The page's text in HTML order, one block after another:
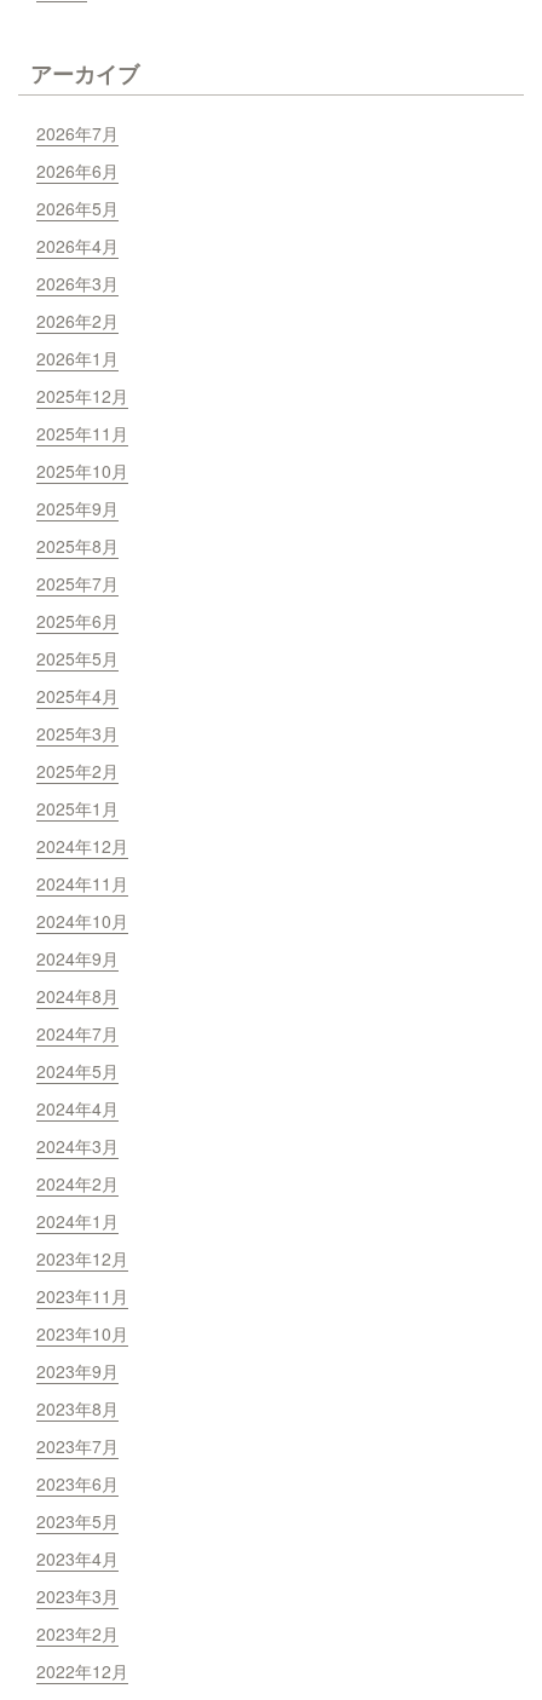
アーカイブ
2026年7月
2026年6月
2026年5月
2026年4月
2026年3月
2026年2月
2026年1月
2025年12月
2025年11月
2025年10月
2025年9月
2025年8月
2025年7月
2025年6月
2025年5月
2025年4月
2025年3月
2025年2月
2025年1月
2024年12月
2024年11月
2024年10月
2024年9月
2024年8月
2024年7月
2024年5月
2024年4月
2024年3月
2024年2月
2024年1月
2023年12月
2023年11月
2023年10月
2023年9月
2023年8月
2023年7月
2023年6月
2023年5月
2023年4月
2023年3月
2023年2月
2022年12月